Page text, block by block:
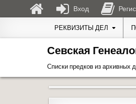
РЕКВИЗИТЫ ДЕЛ
Севская
Списки предков из архивных
Вход